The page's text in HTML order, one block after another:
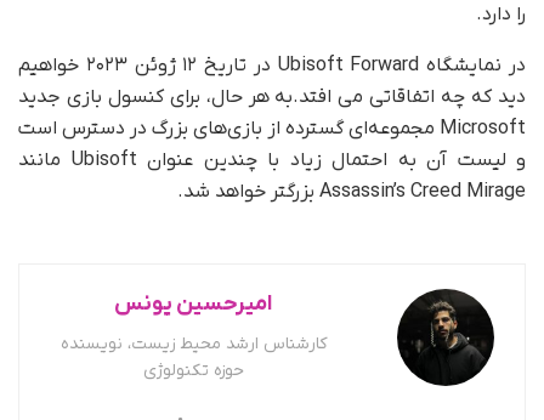
را دارد.
در نمایشگاه Ubisoft Forward در تاریخ ۱۲ ژوئن ۲۰۲۳ خواهیم
دید که چه اتفاقاتی می افتد.به هر حال، برای کنسول بازی جدید
Microsoft مجموعه‌ای گسترده از بازی‌های بزرگ در دسترس است
و لیست آن به احتمال زیاد با چندین عنوان Ubisoft مانند
Assassin’s Creed Mirage بزرگتر خواهد شد.
امیرحسین یونس
کارشناس ارشد محیط زیست، نویسنده
حوزه تکنولوژی